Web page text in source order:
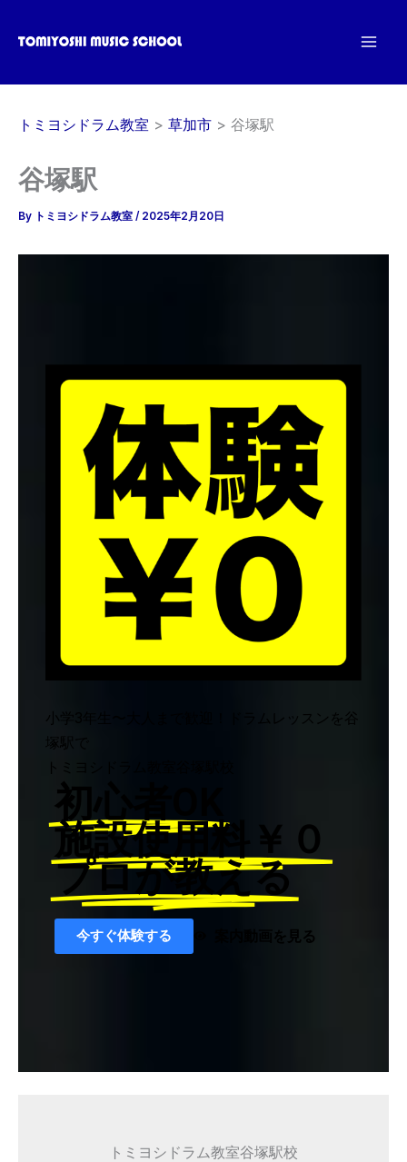
ス
トミヨシドラム教室 草加市 谷塚駅
谷塚駅
By トミヨシドラム教室 / 2025年2月20日
小学3年生〜大人まで歓迎！ドラムレッスンを谷
塚駅で
初心者OK
施設使用料￥０
プロが教える
今すぐ体験する 案内動画を見る
トミヨシドラム教室谷塚駅校